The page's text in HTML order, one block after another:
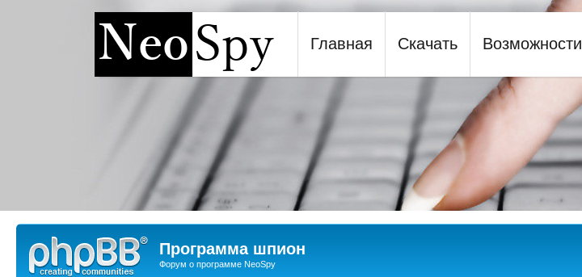
Программа шпион NeoSpy
Главная Скачать Возможности
Программа шпион
Форум о программе NeoSpy